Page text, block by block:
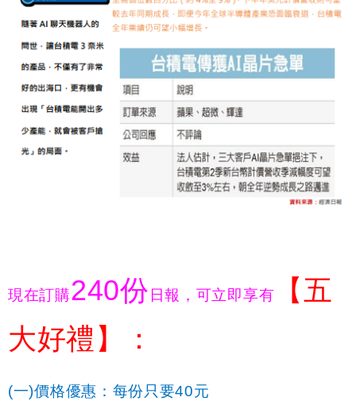
現在訂購240份 日報，可立即享有
【五
大好禮】：
(一)價格優惠：每份只要40元